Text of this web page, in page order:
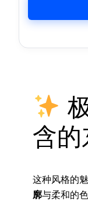
含
这种风格的
廓与柔和的